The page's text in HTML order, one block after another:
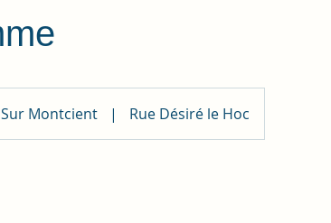
Montcient | Rue Désiré le Hoc